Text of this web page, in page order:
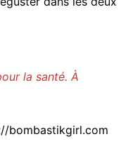
la santé. À
bombastikgirl.com